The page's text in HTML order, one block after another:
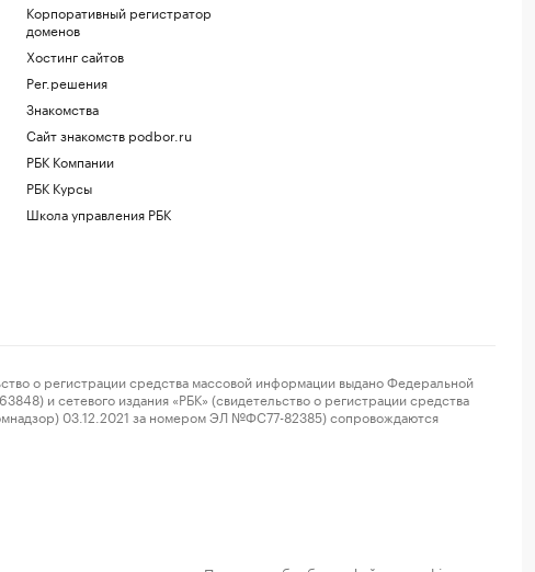
Корпоративный регистратор
доменов
Хостинг сайтов
Рег.решения
Знакомства
Сайт знакомств podbor.ru
РБК Компании
РБК Курсы
Школа управления РБК
о регистрации средства массовой информации выдано Федеральной
и сетевого издания «РБК» (свидетельство о регистрации средства
03.12.2021 за номером ЭЛ №ФС77-82385) сопровождаются